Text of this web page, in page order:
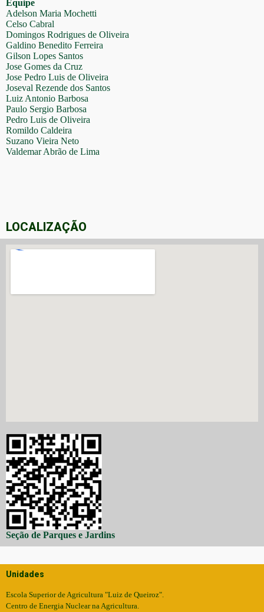
Equipe
Adelson Maria Mochetti
Celso Cabral
Domingos Rodrigues de Oliveira
Galdino Benedito Ferreira
Gilson Lopes Santos
Jose Gomes da Cruz
Jose Pedro Luis de Oliveira
Joseval Rezende dos Santos
Luiz Antonio Barbosa
Paulo Sergio Barbosa
Pedro Luis de Oliveira
Romildo Caldeira
Suzano Vieira Neto
Valdemar Abrão de Lima
LOCALIZAÇÃO
Seção de Parques e Jardins
Unidades
Escola Superior de Agricultura "Luiz de Queiroz".
Centro de Energia Nuclear na Agricultura.